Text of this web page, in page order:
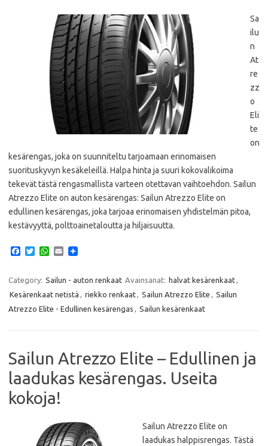
Sa
ilu
n
At
re
zz
o
Eli
te
on
kesärengas, joka on suunniteltu tarjoamaan erinomaisen
suorituskyvyn kesäkeleillä. Halpa hinta ja suuri kokovalikoima
tekevät tästä rengasmallista varteen otettavan vaihtoehdon. Sailun
Atrezzo Elite on auton kesärengas: Sailun Atrezzo Elite on
edullinen kesärengas, joka tarjoaa erinomaisen yhdistelmän pitoa,
kestävyyttä, polttoainetaloutta ja hiljaisuutta.
e
b
o
o
T
t
t
e
r
W
t
s
A
p
E
i
l
Category: Sailun - auton renkaat Avainsanat: halvat kesärenkaat
Kesärenkaat netistä
riekko renkaat Sailun Atrezzo Elite
Sailun
Atrezzo Elite - Edullinen kesärengas
Sailun kesärenkaat
Sailun Atrezzo Elite – Edullinen ja
laadukas kesärengas. Useita
kokoja!
Sailun Atrezzo Elite on
laadukas halppisrengas. Tästä